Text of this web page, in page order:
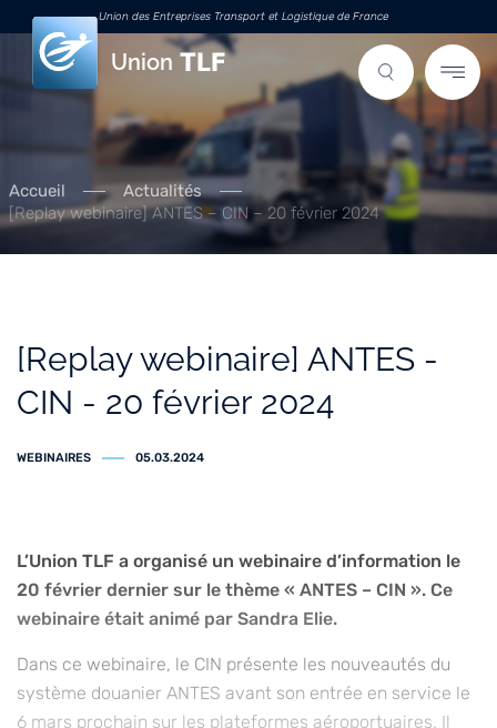
Union des Entreprises Transport et Logistique de France
Union
Accueil
Actualités
[Replay webinaire] ANTES – CIN – 20 février 2024
[Replay webinaire] ANTES -
CIN - 20 février 2024
WEBINAIRES 05.03.2024
L’Union TLF a organisé un webinaire d’information le
20 février dernier sur le thème « ANTES – CIN ». Ce
webinaire était animé par Sandra Elie.
Dans ce webinaire, le CIN présente les nouveautés du
système douanier ANTES avant son entrée en service le
6 mars prochain sur les plateformes aéroportuaires. Il